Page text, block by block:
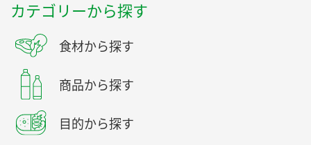
カテゴリーから探す
食材から探す
商品から探す
目的から探す